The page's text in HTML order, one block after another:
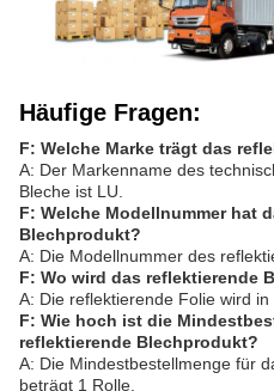
Häufige Fragen:
F: Welche Marke trägt das
A: Der Markenname des
Bleche ist LU.
F: Welche Modellnummer hat
Blechprodukt?
A: Die Modellnummer des
F: Wo wird das reflektierende
A: Die reflektierende Folie wird in
F: Wie hoch ist die
reflektierende Blechprodukt?
A: Die Mindestbestellmenge für
beträgt 1 Rolle.